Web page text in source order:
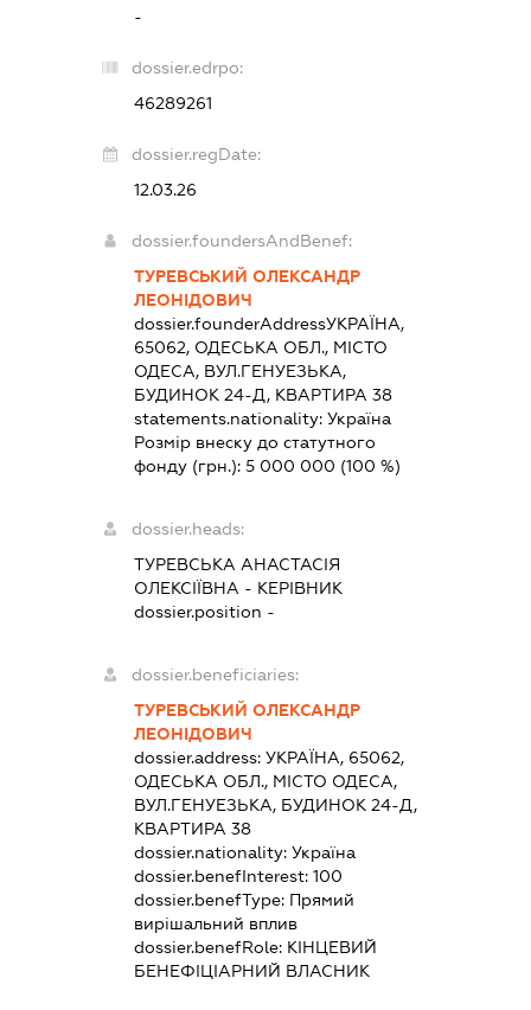
-
dossier.edrpo:
46289261
dossier.regDate:
12.03.26
dossier.foundersAndBenef:
ТУРЕВСЬКИЙ ОЛЕКСАНДР
ЛЕОНІДОВИЧ
dossier.founderAddressУКРАЇНА,
65062, ОДЕСЬКА ОБЛ., МІСТО
ОДЕСА, ВУЛ.ГЕНУЕЗЬКА,
БУДИНОК 24-Д, КВАРТИРА 38
statements.nationality:Україна
Розмір внеску до статутного
фонду (грн.):5 000 000 (100 %)
dossier.heads:
ТУРЕВСЬКА АНАСТАСІЯ
ОЛЕКСІЇВНА - КЕРІВНИК
dossier.position -
dossier.beneficiaries:
ТУРЕВСЬКИЙ ОЛЕКСАНДР
ЛЕОНІДОВИЧ
dossier.address:УКРАЇНА, 65062,
ОДЕСЬКА ОБЛ., МІСТО ОДЕСА,
ВУЛ.ГЕНУЕЗЬКА, БУДИНОК 24-Д,
КВАРТИРА 38
dossier.nationality:Україна
dossier.benefInterest:100
dossier.benefType: Прямий
вирішальний вплив
dossier.benefRole: КІНЦЕВИЙ
БЕНЕФІЦІАРНИЙ ВЛАСНИК